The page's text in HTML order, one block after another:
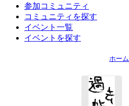
参加コミュニティ
コミュニティを探す
イベント一覧
イベントを探す
ホーム